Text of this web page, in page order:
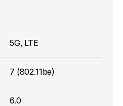
5G, LTE
7 (802.11be)
6.0